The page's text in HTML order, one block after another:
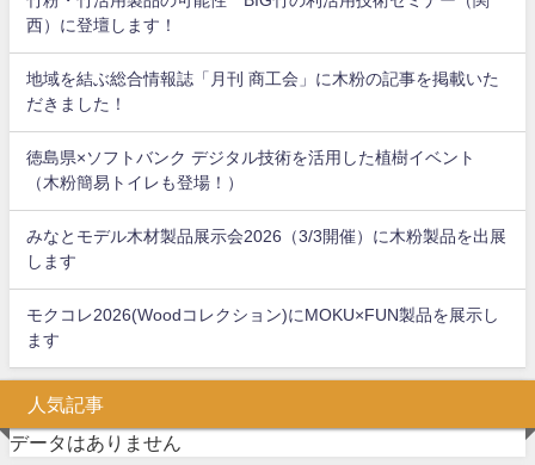
西）に登壇します！
地域を結ぶ総合情報誌「月刊 商工会」に木粉の記事を掲載いた
だきました！
徳島県×ソフトバンク デジタル技術を活用した植樹イベント
（木粉簡易トイレも登場！）
みなとモデル木材製品展示会2026（3/3開催）に木粉製品を出展
します
モクコレ2026(Woodコレクション)にMOKU×FUN製品を展示し
ます
人気記事
データはありません